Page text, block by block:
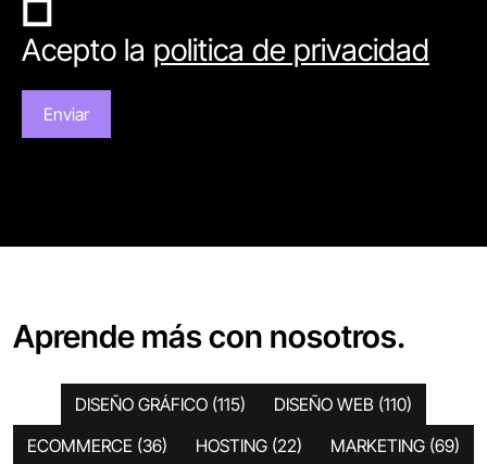
Acepto la politica de privacidad
Aprende más con nosotros.
DISEÑO GRÁFICO (115) DISEÑO WEB (110)
ECOMMERCE (36) HOSTING (22) MARKETING (69)